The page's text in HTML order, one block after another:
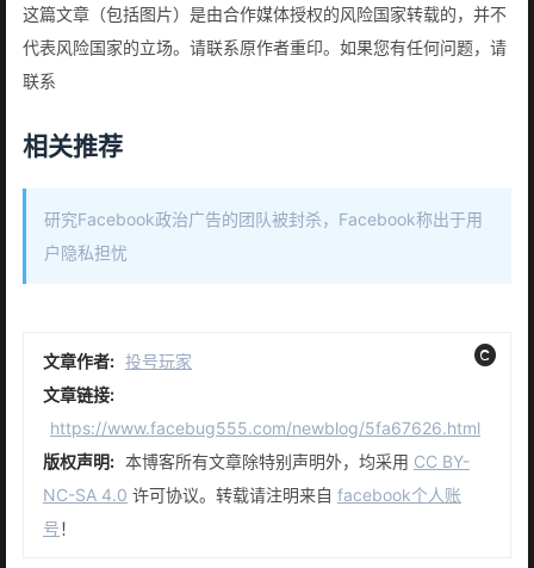
这篇文章（包括图片）是由合作媒体授权的风险国家转载的，并不
代表风险国家的立场。请联系原作者重印。如果您有任何问题，请
联系
相关推荐
研究Facebook政治广告的团队被封杀，Facebook称出于用
户隐私担忧
文章作者: 投号玩家
文章链接:
https://www.facebug555.com/newblog/5fa67626.html
版权声明: 本博客所有文章除特别声明外，均采用 CC BY-
NC-SA 4.0 许可协议。转载请注明来自 facebook个人账
号！